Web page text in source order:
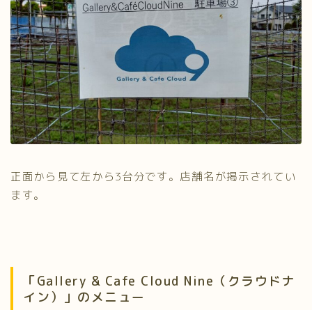
正面から見て左から3台分です。店舗名が掲示されてい
ます。
「Gallery & Cafe Cloud Nine（クラウドナ
イン）」のメニュー